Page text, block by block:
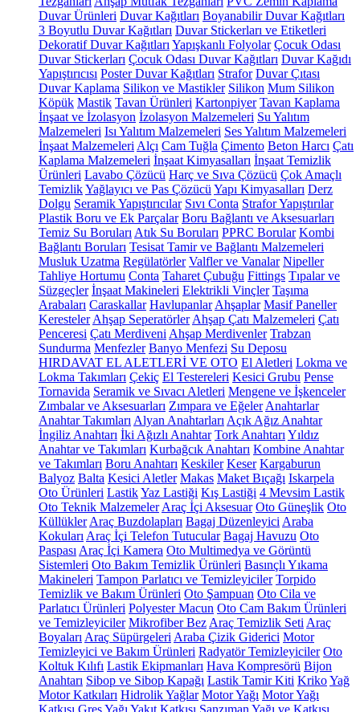
Duvar Ürünleri Duvar Kağıtları Boyanabilir Duvar Kağıtları
3 Boyutlu Duvar Kağıtları Duvar Stickerları ve Etiketleri
Dekoratif Duvar Kağıtları Yapışkanlı Folyolar Çocuk Odası
Duvar Stickerları Çocuk Odası Duvar Kağıtları Duvar Kağıdı
Yapıştırıcısı Poster Duvar Kağıtları Strafor Duvar Çıtası
Duvar Kaplama Silikon ve Mastikler Silikon Mum Silikon
Köpük Mastik Tavan Ürünleri Kartonpiyer Tavan Kaplama
İnşaat ve İzolasyon İzolasyon Malzemeleri Su Yalıtım
Malzemeleri Isı Yalıtım Malzemeleri Ses Yalıtım Malzemeleri
İnşaat Malzemeleri Alçı Cam Tuğla Çimento Beton Harcı Çatı
Kaplama Malzemeleri İnşaat Kimyasalları İnşaat Temizlik
Ürünleri Lavabo Çözücü Harç ve Sıva Çözücü Çok Amaçlı
TemizlikYağlayıcı ve Pas Çözücü Yapı Kimyasalları Derz
Dolgu Seramik Yapıştırıcılar Sıvı Conta Strafor Yapıştırılar
Plastik Boru ve Ek Parçalar Boru Bağlantı ve Aksesuarları
Temiz Su Boruları Atık Su Boruları PPRC Borular Kombi
Bağlantı Boruları Tesisat Tamir ve Bağlantı Malzemeleri
Musluk Uzatma Regülatörler Valfler ve Vanalar Nipeller
Tahliye Hortumu Conta Taharet Çubuğu Fittings Tıpalar ve
Süzgeçler İnşaat Makineleri Elektrikli Vinçler Taşıma
Arabaları Caraskallar Havlupanlar Ahşaplar Masif Paneller
Keresteler Ahşap Seperatörler Ahşap Çatı Malzemeleri Çatı
Penceresi Çatı Merdiveni Ahşap Merdivenler Trabzan
Sundurma Menfezler Banyo Menfezi Su Deposu
HIRDAVAT EL ALETLERİ VE OTO El Aletleri Lokma ve
Lokma Takımları Çekiç El Testereleri Kesici Grubu Pense
Tornavida Seramik ve Sıvacı Aletleri Mengene ve İşkenceler
Zımbalar ve Aksesuarları Zımpara ve Eğeler Anahtarlar
Anahtar Takımları Alyan Anahtarları Açık Ağız Anahtar
İngiliz Anahtarı İki Ağızlı Anahtar Tork Anahtarı Yıldız
Anahtar ve Takımları Kurbağcık Anahtarı Kombine Anahtar
ve Takımları Boru Anahtarı Keskiler Keser Kargaburun
Balyoz Balta Kesici Aletler Makas Maket Bıçağı Iskarpela
Oto Ürünleri LastikYaz Lastiği Kış Lastiği 4 Mevsim Lastik
Oto Teknik Malzemeler Araç İçi Aksesuar Oto Güneşlik Oto
Küllükler Araç Buzdolapları Bagaj Düzenleyici Araba
Kokuları Araç İçi Telefon Tutucular Bagaj Havuzu Oto
Paspası Araç İçi Kamera Oto Multimedya ve Görüntü
Sistemleri Oto Bakım Temizlik Ürünleri Basınçlı Yıkama
Makineleri Tampon Parlatıcı ve Temizleyiciler Torpido
Temizlik ve Bakım Ürünleri Oto Şampuan Oto Cila ve
Parlatıcı Ürünleri Polyester Macun Oto Cam Bakım Ürünleri
ve Temizleyiciler Mikrofiber Bez Araç Temizlik Seti Araç
Boyaları Araç Süpürgeleri Araba Çizik Giderici Motor
Temizleyici ve Bakım Ürünleri Radyatör Temizleyiciler Oto
Koltuk Kılıfı Lastik Ekipmanları Hava Kompresörü Bijon
Anahtarı Sibop ve Sibop Kapağı Lastik Tamir Kiti KrikoYağ
Motor Katkıları Hidrolik Yağlar Motor Yağı Motor Yağı
Katkısı Gres Yağı Yakıt Katkısı Şanzıman Yağı ve Katkısı